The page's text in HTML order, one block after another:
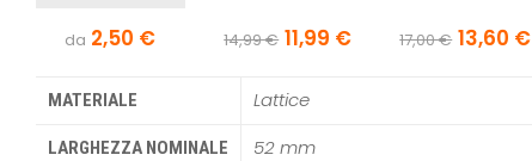
da 2,50 € 14,99 € 11,99 € 17,00 € 13,60 €
MATERIALE Lattice
LARGHEZZA NOMINALE 52 mm